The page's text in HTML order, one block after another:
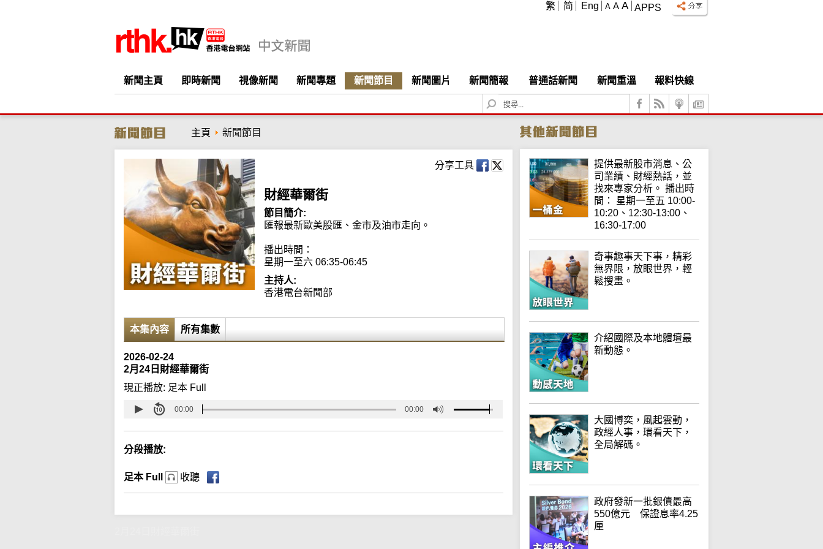
APPS
A A A
繁 简 Eng
新聞主頁 即時新聞 視像新聞 新聞專題 新聞節目 新聞圖片 新聞簡報 普通話新聞 新聞重溫
報料快線
S
e
c
h
主頁 新聞節目
分享工具
財經華爾街
節目簡介:
匯報最新歐美股匯、金市及油市走向。
播出時間：
星期一至六 06:35-06:45
主持人:
香港電台新聞部
本集內容 所有集數
2026-02-24
2月24日財經華爾街
現正播放: 足本 Full
00:00 00:00
分段播放:
足本 Full 收聽
提供最新股市消息、公
司業績、財經熱話，並
找來專家分析。 播出時
間： 星期一至五 10:00-
10:20、12:30-13:00、
16:30-17:00
奇事趣事天下事，精彩
無界限，放眼世界，輕
鬆搜畫。
介紹國際及本地體壇最
新動態。
大國博奕，風起雲動，
政經人事，環看天下，
全局解碼。
政府發新一批銀債最高
550億元 保證息率4.25
厘